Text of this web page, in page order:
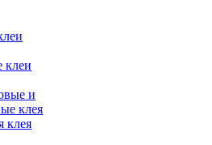
клеи
и
клея
клея